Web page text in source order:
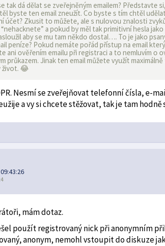
tak dá dělat se zveřejněným emailem? Představte
byste ten email zneužít. Co byste s tím chtěl
účet? Zkusit to můžete, ale s nulovou znalosti
a pokud by měl tak primitivní hesla
aby se mu tam někdo dostal…. To je jako
peníze? Pokud nemáte pořád přístup na email
ani ověřením emailu při registraci a to nemluvím o
průkazem. Jinak ten email můžete využít
život. 😂
Nesmí se zveřejňovat telefonní čísla, e-
a vy si chcete stěžovat, tak je tam hodně
mám dotaz.
použít registrovaný nick při anonymním
anonym, nemohl vstoupit do diskuze